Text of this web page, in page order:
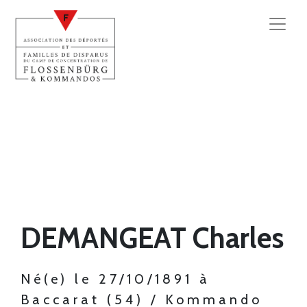
DEMANGEAT Charles
Né(e) le 27/10/1891 à
Baccarat (54) / Kommando